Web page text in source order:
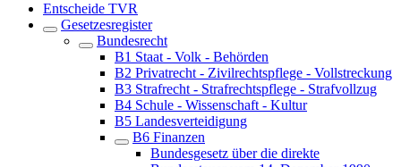
Entscheide TVR
Gesetzesregister
Bundesrecht
B1 Staat - Volk - Behörden
B2 Privatrecht - Zivilrechtspflege - Vollstreckung
B3 Strafrecht - Strafrechtspflege - Strafvollzug
B4 Schule - Wissenschaft - Kultur
B5 Landesverteidigung
B6 Finanzen
Bundesgesetz über die direkte